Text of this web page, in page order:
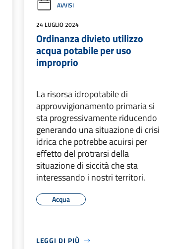
AVVISI
24 LUGLIO 2024
Ordinanza divieto utilizzo
acqua potabile per uso
improprio
La risorsa idropotabile di
approvvigionamento primaria si
sta progressivamente riducendo
generando una situazione di crisi
idrica che potrebbe acuirsi per
effetto del protrarsi della
situazione di siccità che sta
interessando i nostri territori.
Acqua
LEGGI DI PIÙ